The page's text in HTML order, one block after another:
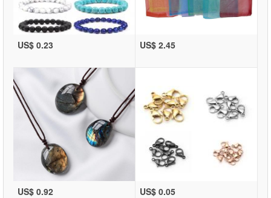
US$ 0.23 US$ 2.45
US$ 0.92 US$ 0.05